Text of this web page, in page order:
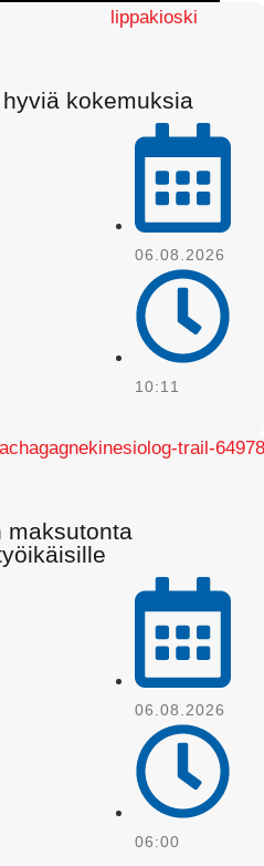
kokemuksia
06.08.2026
10:11
maksutonta
06.08.2026
06:00